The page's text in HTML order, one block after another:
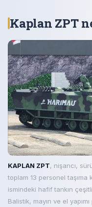
Kaplan ZPT
KAPLAN ZPT, nişancı,
toplam 13 personel taşıma
ismindeki hafif tankın
Balistik, mayın ve el